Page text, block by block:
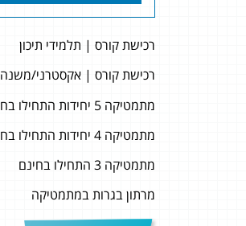
רכישת קורס | תלמידי תיכון
רכישת קורס | אקסטרני/משנה
מתמטיקה 5 יחידות התחילו בחינם
מתמטיקה 4 יחידות התחילו בחינם
מתמטיקה 3 התחילו בחינם
מרתון בגרות במתמטיקה